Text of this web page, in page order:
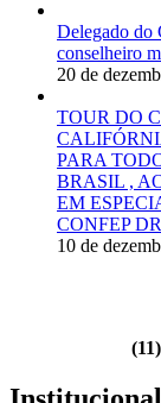
Delegado do
conselheiro
20 de
TOUR DO
PARA
BRASIL ,
EM
CONFEP
10 de